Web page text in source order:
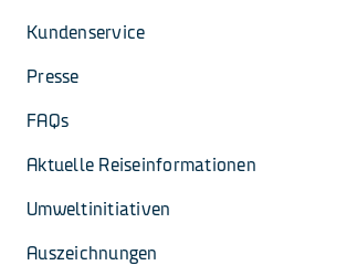
Kundenservice
Presse
FAQs
Aktuelle Reiseinformationen
Umweltinitiativen
Auszeichnungen